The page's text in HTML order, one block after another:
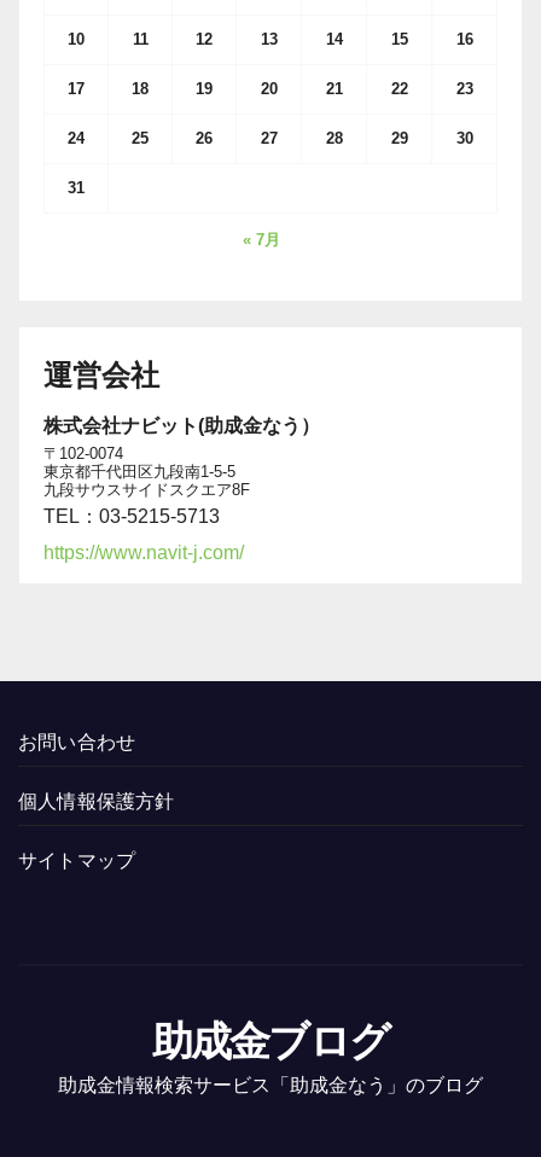
10 11 12 13 14 15 16
17 18 19 20 21 22 23
24 25 26 27 28 29 30
31
« 7月
運営会社
株式会社ナビット(助成金なう）
〒102-0074
東京都千代田区九段南1-5-5
九段サウスサイドスクエア8F
TEL：03-5215-5713
https://www.navit-j.com/
お問い合わせ
個人情報保護方針
サイトマップ
助成金ブログ
助成金情報検索サービス「助成金なう」のブログ